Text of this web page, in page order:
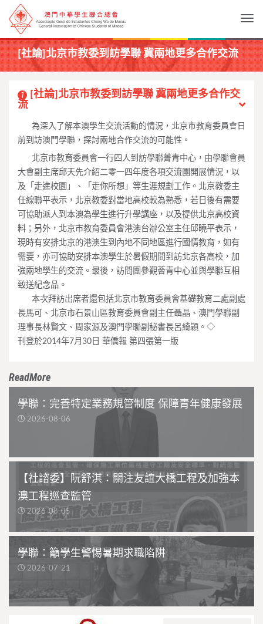
[社論]北京市教委到訪學聯 冀兩地更多合作交流
1
[社論]北京市教委到訪學聯 冀兩地更多合作交
流
為深入了解本澳學生交流活動的情況，北京市教育委員會日
前到訪澳門學聯，探討兩地合作交流的可能性。
北京市教育委員會一行四人到訪學聯菁青中心，由學聯會員
大會副主席邱天先介紹二零一四年度各項交流團開展情況，以
及「走進校園」、「走你所想」等生涯規劃工作。北京教委主
任線聯平表示，北京教委對當地高校較為熟悉，若日後有需要
可協助派人到本澳為學生進行升學講座，以及提供北京高校資
料；另外，北京市教育委員會港澳台辦公室主任邱曉平表示，
現時有安排北京的港澳生到內地不同地區進行國情教育，如有
需要，亦可協助安排本澳學生於暑假期間到訪北京各高校，加
強兩地學生的交流。最後，訪問團參觀薈青中心並與學聯互相
致送紀念品。
本次拜訪出席者還包括北京市教育委員會基礎教育二處副處
長馬可、北京市石景山區教育委員會副主任聶晶、澳門學聯副
理事長林賢文、周家源及澳門學聯副秘書長呂綺穎。◇
刊登於2014年7月30日 華僑報 第四張第一版
ReadMore
學聯：完善特定業務規管制度 保障青年健康發展
2026-08-06
【社諮委】阮舒淇：關注友誼大橋工程及加強本
澳工程巡查監管
2026-08-05
學聯：籲學生警惕暑期求職陷阱
2026-07-21